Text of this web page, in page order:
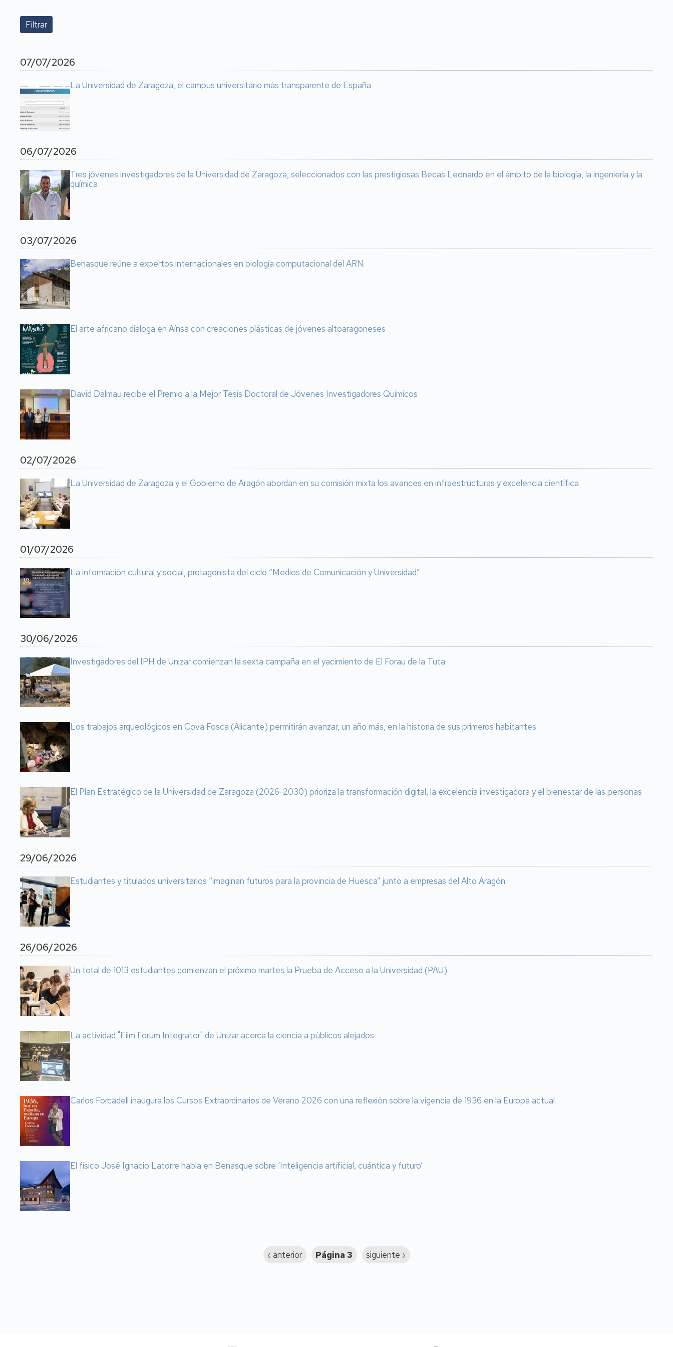
07/07/2026
La Universidad de Zaragoza, el campus universitario más transparente de España
06/07/2026
Tres jóvenes investigadores de la Universidad de Zaragoza, seleccionados con las prestigiosas Becas Leonardo en el ámbito de la biología, la ingeniería y la
química
03/07/2026
Benasque reúne a expertos internacionales en biología computacional del ARN
El arte africano dialoga en Aínsa con creaciones plásticas de jóvenes altoaragoneses
David Dalmau recibe el Premio a la Mejor Tesis Doctoral de Jóvenes Investigadores Químicos
02/07/2026
La Universidad de Zaragoza y el Gobierno de Aragón abordan en su comisión mixta los avances en infraestructuras y excelencia científica
01/07/2026
La información cultural y social, protagonista del ciclo “Medios de Comunicación y Universidad”
30/06/2026
Investigadores del IPH de Unizar comienzan la sexta campaña en el yacimiento de El Forau de la Tuta
Los trabajos arqueológicos en Cova Fosca (Alicante) permitirán avanzar, un año más, en la historia de sus primeros habitantes
El Plan Estratégico de la Universidad de Zaragoza (2026-2030) prioriza la transformación digital, la excelencia investigadora y el bienestar de las personas
29/06/2026
Estudiantes y titulados universitarios “imaginan futuros para la provincia de Huesca” junto a empresas del Alto Aragón
26/06/2026
Un total de 1013 estudiantes comienzan el próximo martes la Prueba de Acceso a la Universidad (PAU)
La actividad "Film Forum Integrator" de Unizar acerca la ciencia a públicos alejados
Carlos Forcadell inaugura los Cursos Extraordinarios de Verano 2026 con una reflexión sobre la vigencia de 1936 en la Europa actual
El físico José Ignacio Latorre habla en Benasque sobre ‘Inteligencia artificial, cuántica y futuro’
Página
‹ anterior Página 3
Siguiente
siguiente ›